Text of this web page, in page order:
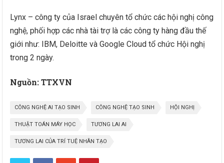
Lynx – công ty của Israel chuyên tổ chức các hội nghị công
nghệ, phối hợp các nhà tài trợ là các công ty hàng đầu thế
giới như: IBM, Deloitte và Google Cloud tổ chức Hội nghị
trong 2 ngày.
Nguồn: TTXVN
CÔNG NGHỆ AI TẠO SINH CÔNG NGHỆ TẠO SINH HỘI NGHỊ
THUẬT TOÁN MÁY HỌC TƯƠNG LAI AI
TƯƠNG LAI CỦA TRÍ TUỆ NHÂN TẠO